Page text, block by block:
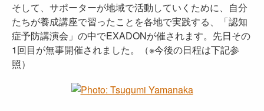
そして、サポーターが地域で活動していくために、自分
たちが養成講座で習ったことを各地で実践する、「認知
症予防講演会」の中でEXADONが催されます。先日その
1回目が無事開催されました。（※今後の日程は下記参
照）